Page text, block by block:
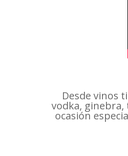
Desde vinos
vodka, ginebra,
ocasión